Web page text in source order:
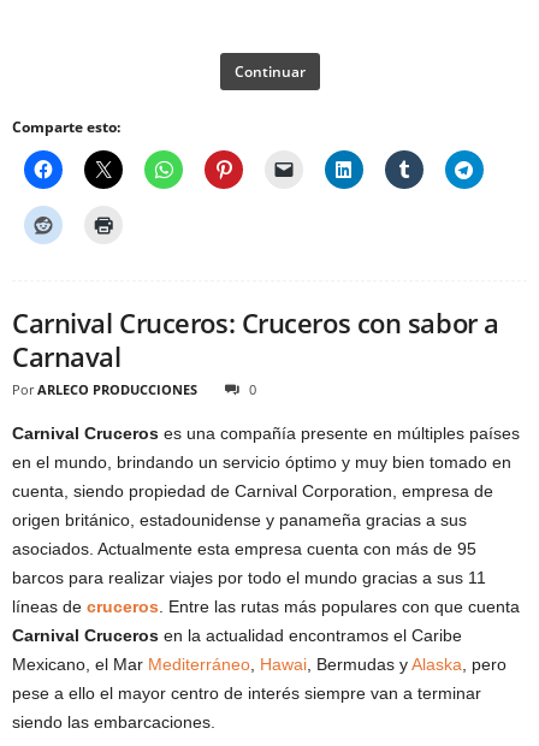
Continuar
Comparte esto:
Carnival Cruceros: Cruceros con sabor a
Carnaval
Por ARLECO PRODUCCIONES 0
Carnival Cruceros es una compañía presente en múltiples países
en el mundo, brindando un servicio óptimo y muy bien tomado en
cuenta, siendo propiedad de Carnival Corporation, empresa de
origen británico, estadounidense y panameña gracias a sus
asociados. Actualmente esta empresa cuenta con más de 95
barcos para realizar viajes por todo el mundo gracias a sus 11
líneas de cruceros . Entre las rutas más populares con que cuenta
Carnival Cruceros en la actualidad encontramos el Caribe
Mexicano, el Mar Mediterráneo Hawai , Bermudas yAlaska , pero
pese a ello el mayor centro de interés siempre van a terminar
siendo las embarcaciones.